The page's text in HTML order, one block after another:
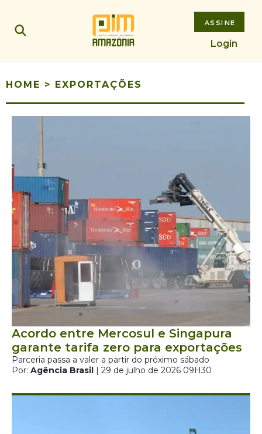
ASSINE
Login
HOME > EXPORTAÇÕES
Acordo entre Mercosul e Singapura
garante tarifa zero para exportações
Parceria passa a valer a partir do próximo sábado
Por: Agência Brasil | 29 de julho de 2026 09H30